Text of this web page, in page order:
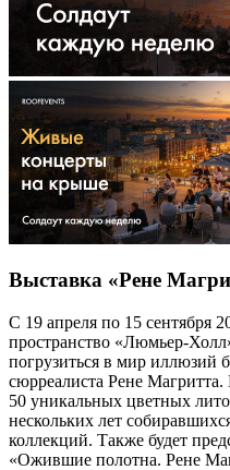
Выставка «Рене
С 19 апреля по 15 сентября
пространство «Люмьер-
погрузиться в мир иллюзий
сюрреалиста Рене
50 уникальных цветных
нескольких лет
коллекций. Также будет
«Ожившие полотна. Рене